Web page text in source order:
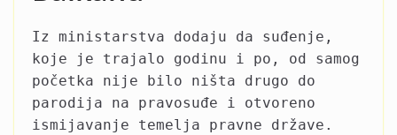
Iz ministarstva dodaju da suđenje,
koje je trajalo godinu i po, od samog
početka nije bilo ništa drugo do
parodija na pravosuđe i otvoreno
ismijavanje temelja pravne države.